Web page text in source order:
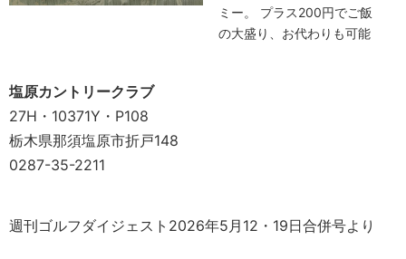
ミー。 プラス200円でご飯
の大盛り、お代わりも可能
塩原カントリークラブ
27H・10371Y・P108
栃木県那須塩原市折戸148
0287-35-2211
週刊ゴルフダイジェスト2026年5月12・19日合併号より